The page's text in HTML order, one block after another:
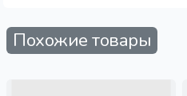
Похожие товары